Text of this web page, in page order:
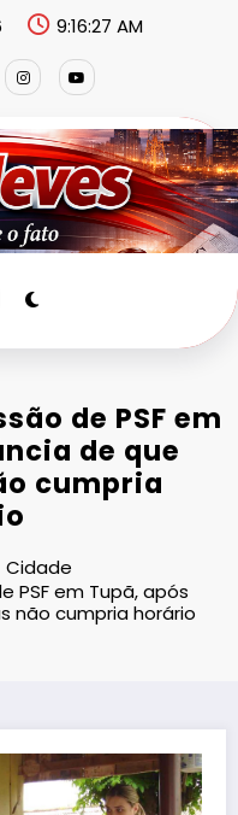
9:16:27 AM
de PSF em
de que
cumpria
Cidade
PSF em Tupã, após
não cumpria horário